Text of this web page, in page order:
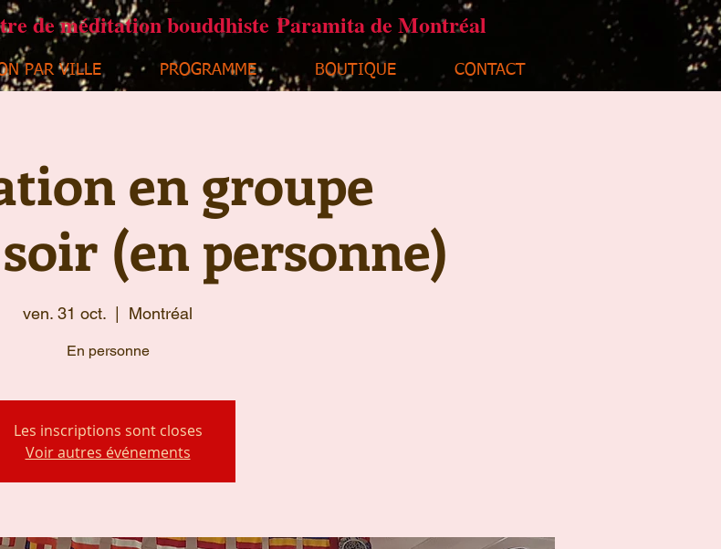
de méditation bouddhiste Paramita de Montréal
PAR VILLE PROGRAMME BOUTIQUE CONTACT
en groupe
(en personne)
ven. 31 oct. Montréal
En personne
Les inscriptions sont closes
Voir autres événements